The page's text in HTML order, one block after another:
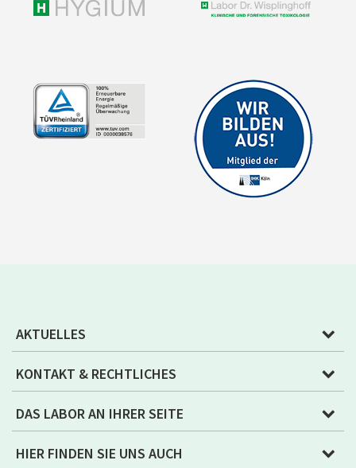
AKTUELLES
KONTAKT & RECHTLICHES
DAS LABOR AN IHRER SEITE
HIER FINDEN SIE UNS AUCH